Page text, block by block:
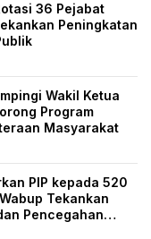
36 Pejabat
Peningkatan
Wakil Ketua
Program
Masyarakat
PIP kepada 520
Tekankan
Pencegahan